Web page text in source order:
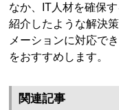
なか、IT人材を確保
紹介したような解決
メーションに対応で
をおすすめします。
関連記事